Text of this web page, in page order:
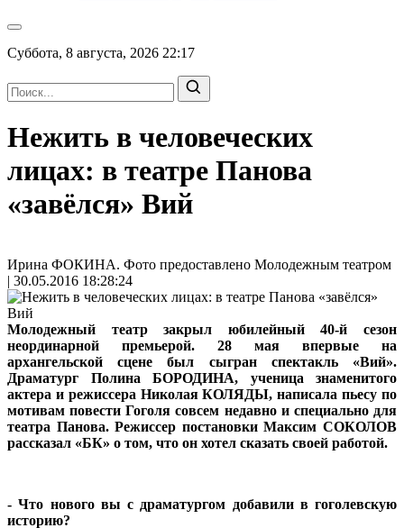
Суббота, 8 августа, 2026 22:17
Нежить в человеческих
лицах: в театре Панова
«завёлся» Вий
Ирина ФОКИНА. Фото предоставлено Молодежным театром
| 30.05.2016 18:28:24
Молодежный театр закрыл юбилейный 40-й сезон
неординарной премьерой. 28 мая впервые на
архангельской сцене был сыгран спектакль «Вий».
Драматург Полина БОРОДИНА, ученица знаменитого
актера и режиссера Николая КОЛЯДЫ, написала пьесу по
мотивам повести Гоголя совсем недавно и специально для
театра Панова. Режиссер постановки Максим СОКОЛОВ
рассказал «БК» о том, что он хотел сказать своей работой.
- Что нового вы с драматургом добавили в гоголевскую
историю?